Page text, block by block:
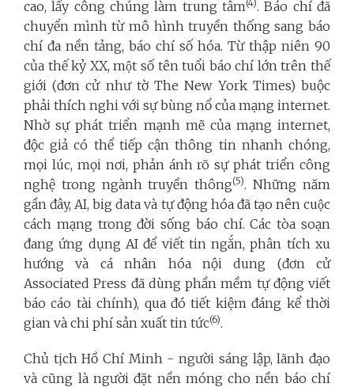
cao, lấy công chúng làm trung tâm(4). Báo chí đã
chuyển mình từ mô hình truyền thống sang báo
chí đa nền tảng, báo chí số hóa. Từ thập niên 90
của thế kỷ XX, một số tên tuổi báo chí lớn trên thế
giới (đơn cử như tờ The New York Times) buộc
phải thích nghi với sự bùng nổ của mạng internet.
Nhờ sự phát triển mạnh mẽ của mạng internet,
độc giả có thể tiếp cận thông tin nhanh chóng,
mọi lúc, mọi nơi, phản ánh rõ sự phát triển công
nghệ trong ngành truyền thông(5). Những năm
gần đây, AI, big data và tự động hóa đã tạo nên cuộc
cách mạng trong đời sống báo chí. Các tòa soạn
đang ứng dụng AI để viết tin ngắn, phân tích xu
hướng và cá nhân hóa nội dung (đơn cử
Associated Press đã dùng phần mềm tự động viết
báo cáo tài chính), qua đó tiết kiệm đáng kể thời
gian và chi phí sản xuất tin tức(6).
Chủ tịch Hồ Chí Minh - người sáng lập, lãnh đạo
và cũng là người đặt nền móng cho nền báo chí